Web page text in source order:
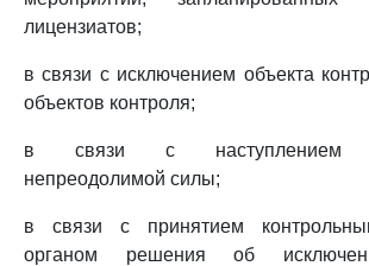
лицензиатов;
в связи с исключением объекта
объектов контроля;
в связи с наступлением
непреодолимой силы;
в связи с принятием
органом решения об